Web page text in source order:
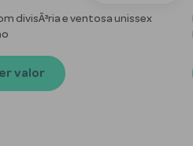
divisÃ³ria e ventosa unissex
valor